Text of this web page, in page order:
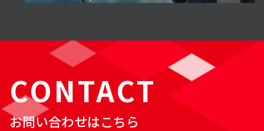
CONTACT
お問い合わせはこちら